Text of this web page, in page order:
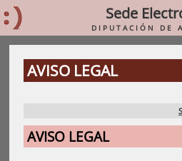
Sede
DIPUTACIÓN DE
AVISO LEGAL
AVISO LEGAL